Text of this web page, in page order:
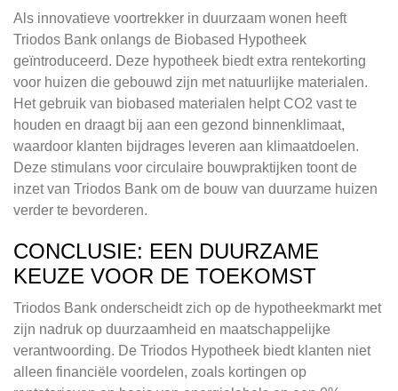
Als innovatieve voortrekker in duurzaam wonen heeft
Triodos Bank onlangs de Biobased Hypotheek
geïntroduceerd. Deze hypotheek biedt extra rentekorting
voor huizen die gebouwd zijn met natuurlijke materialen.
Het gebruik van biobased materialen helpt CO2 vast te
houden en draagt bij aan een gezond binnenklimaat,
waardoor klanten bijdrages leveren aan klimaatdoelen.
Deze stimulans voor circulaire bouwpraktijken toont de
inzet van Triodos Bank om de bouw van duurzame huizen
verder te bevorderen.
CONCLUSIE: EEN DUURZAME
KEUZE VOOR DE TOEKOMST
Triodos Bank onderscheidt zich op de hypotheekmarkt met
zijn nadruk op duurzaamheid en maatschappelijke
verantwoording. De Triodos Hypotheek biedt klanten niet
alleen financiële voordelen, zoals kortingen op